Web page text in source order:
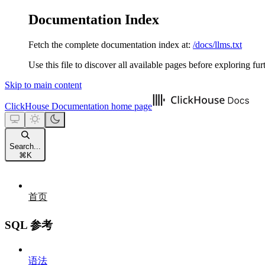
Documentation Index
Fetch the complete documentation index at: /docs/llms.txt
Use this file to discover all available pages before exploring
Skip to main content
ClickHouse Documentation home page
Search...
⌘ K
首页
SQL 参考
语法